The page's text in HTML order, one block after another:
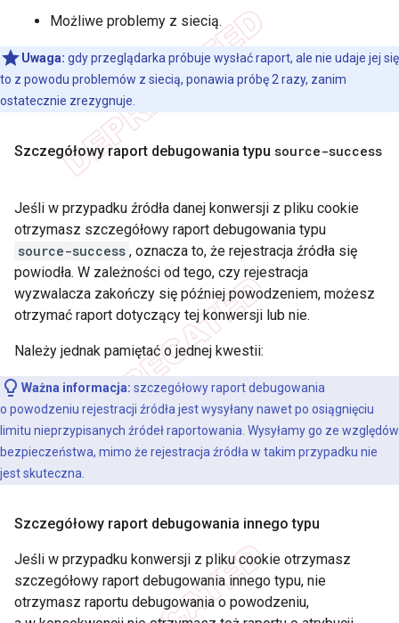
Możliwe problemy z siecią.
Uwaga: gdy przeglądarka próbuje wysłać raport, ale nie udaje jej się
to z powodu problemów z siecią, ponawia próbę 2 razy, zanim
ostatecznie zrezygnuje.
Szczegółowy raport debugowania typu source-success
Jeśli w przypadku źródła danej konwersji z pliku cookie
otrzymasz szczegółowy raport debugowania typu
source-success , oznacza to, że rejestracja źródła się
powiodła. W zależności od tego, czy rejestracja
wyzwalacza zakończy się później powodzeniem, możesz
otrzymać raport dotyczący tej konwersji lub nie.
Należy jednak pamiętać o jednej kwestii:
Ważna informacja: szczegółowy raport debugowania
o powodzeniu rejestracji źródła jest wysyłany nawet po osiągnięciu
limitu nieprzypisanych źródeł raportowania. Wysyłamy go ze względów
bezpieczeństwa, mimo że rejestracja źródła w takim przypadku nie
jest skuteczna.
Szczegółowy raport debugowania innego typu
Jeśli w przypadku konwersji z pliku cookie otrzymasz
szczegółowy raport debugowania innego typu, nie
otrzymasz raportu debugowania o powodzeniu,